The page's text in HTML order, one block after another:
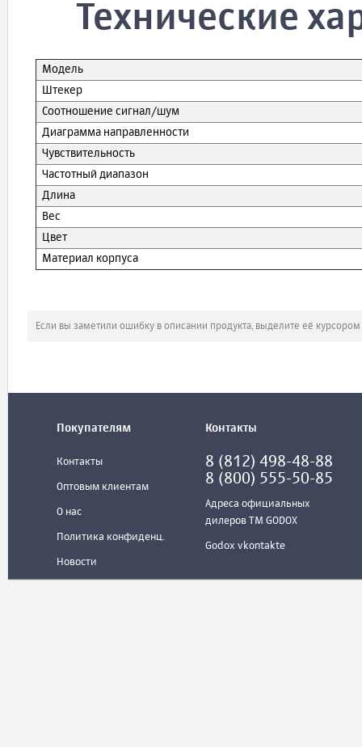
Технические
Модель
Штекер
Соотношение сигнал/шум
Диаграмма направленности
Чувствительность
Частотный диапазон
Длина
Вес
Цвет
Материал корпуса
Если вы заметили ошибку в описании продукта, выделите её
Покупателям
Контакты
Оптовым клиентам
О нас
Политика конфиденц.
Новости
Контакты
8 (812) 498-48-88
8 (800) 555-50-85
Адреса официальных
дилеров ТМ GODOX
Godox vkontakte